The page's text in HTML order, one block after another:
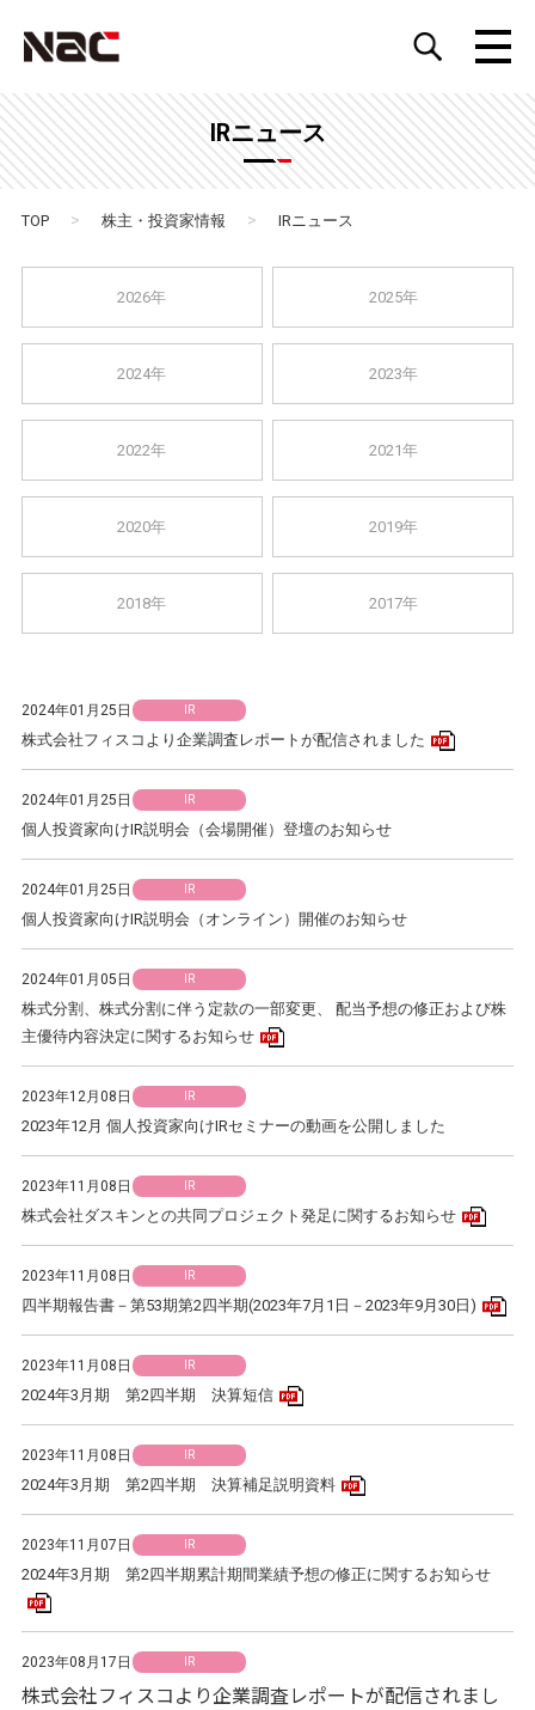
IRニュース
TOP > 株主・投資家情報 > IRニュース
2026年 2025年
2024年 2023年
2022年 2021年
2020年 2019年
2018年 2017年
2024年01月25日 IR
株式会社フィスコより企業調査レポートが配信されました
2024年01月25日 IR
個人投資家向けIR説明会（会場開催）登壇のお知らせ
2024年01月25日 IR
個人投資家向けIR説明会（オンライン）開催のお知らせ
2024年01月05日 IR
株式分割、株式分割に伴う定款の一部変更、 配当予想の修正および株
主優待内容決定に関するお知らせ
2023年12月08日 IR
2023年12月 個人投資家向けIRセミナーの動画を公開しました
2023年11月08日 IR
株式会社ダスキンとの共同プロジェクト発足に関するお知らせ
2023年11月08日 IR
四半期報告書－第53期第2四半期(2023年7月1日－2023年9月30日)
2023年11月08日 IR
2024年3月期 第2四半期 決算短信
2023年11月08日 IR
2024年3月期 第2四半期 決算補足説明資料
2023年11月07日 IR
2024年3月期 第2四半期累計期間業績予想の修正に関するお知らせ
2023年08月17日 IR
株式会社フィスコより企業調査レポートが配信されまし